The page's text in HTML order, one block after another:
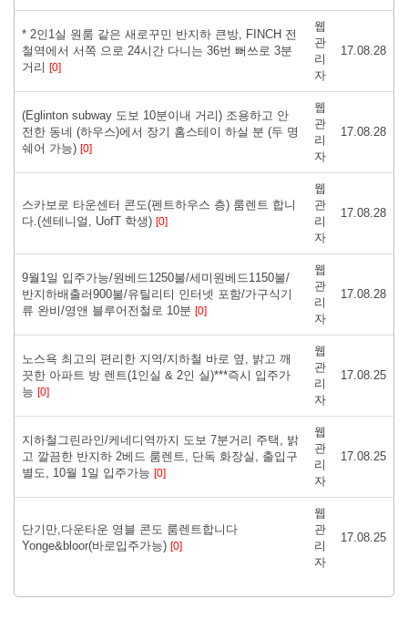
* 2인1실 원룸 같은 새로꾸민 반지하 큰방, FINCH 전
철역에서 서쪽 으로 24시간 다니는 36번 뻐쓰로 3분
거리 [0]
웹
관
리
자
17.08.28
( Eglinton subway 도보 10분이내 거리) 조용하고 안
전한 동네 (하우스)에서 장기 홈스테이 하실 분 (두 명
쉐어 가능) [0]
웹
관
리
자
17.08.28
스카보로 타운센터 콘도(펜트하우스 층) 룸렌트 합니
다.(센테니얼, UofT 학생) [0]
웹
관
리
자
17.08.28
9월1일 입주가능/원베드1250불/세미원베드1150불/
반지하배출러900불/유틸리티 인터넷 포함/가구식기
류 완비/영앤 블루어전철로 10분 [0]
웹
관
리
자
17.08.28
노스욕 최고의 편리한 지역/지하철 바로 옆, 밝고 깨
끗한 아파트 방 렌트(1인실 & 2인 실)***즉시 입주가
능 [0]
웹
관
리
자
17.08.25
지하철그린라인/케네디역까지 도보 7분거리 주택, 밝
고 깔끔한 반지하 2베드 룸렌트, 단독 화장실, 출입구
별도, 10월 1일 입주가능 [0]
웹
관
리
자
17.08.25
단기만,다운타운 영블 콘도 룸렌트합니다
Yonge&bloor(바로입주가능) [0]
웹
관
리
자
17.08.25